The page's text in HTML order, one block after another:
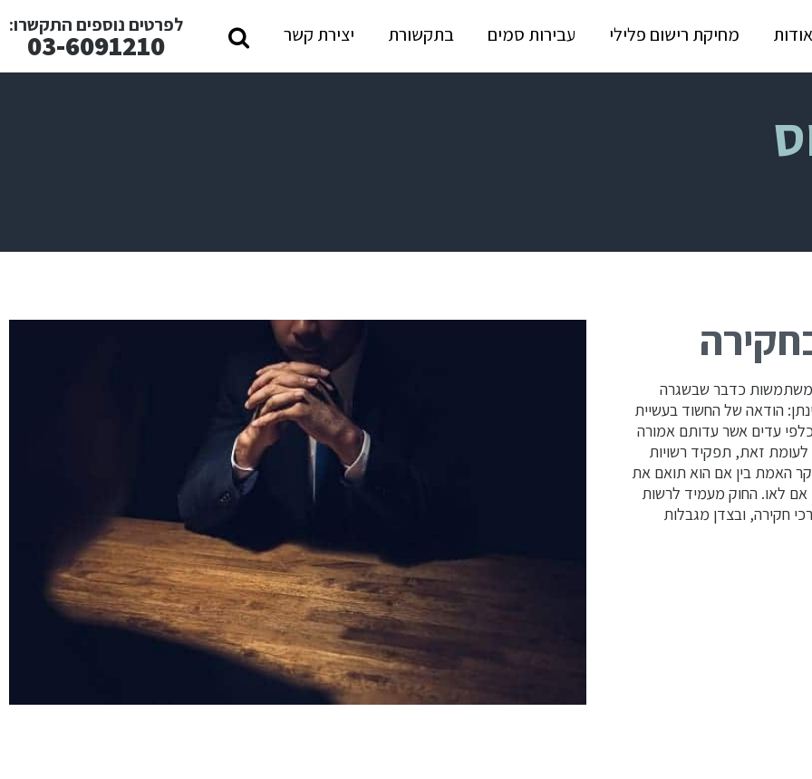
מחיקת רישום פלילי עבירות סמים בתקשורת יצירת קשר לפרטים נוספים התקשרו:
03-6091210
משתמשות כדבר שבשגרה
הודאה של החשוד בעשיית
עדים אשר עדותם אמורה
זאת, תפקיד רשויות
האמת בין אם הוא תואם את
אם לאו. החוק מעמיד לרשות
חקירה, ובצדן מגבלות